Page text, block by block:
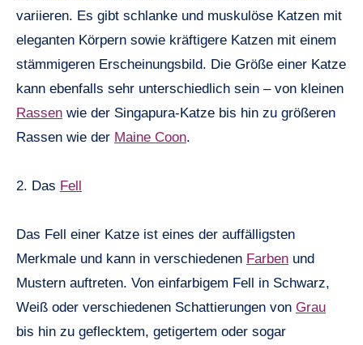
variieren. Es gibt schlanke und muskulöse Katzen mit
eleganten Körpern sowie kräftigere Katzen mit einem
stämmigeren Erscheinungsbild. Die Größe einer Katze
kann ebenfalls sehr unterschiedlich sein – von kleinen
Rassen wie der Singapura-Katze bis hin zu größeren
Rassen wie der Maine Coon.
2. Das Fell
Das Fell einer Katze ist eines der auffälligsten
Merkmale und kann in verschiedenen Farben und
Mustern auftreten. Von einfarbigem Fell in Schwarz,
Weiß oder verschiedenen Schattierungen von Grau
bis hin zu geflecktem, getigertem oder sogar